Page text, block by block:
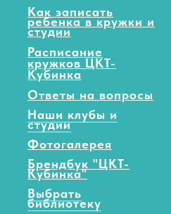
Как записать
ребенка в кружки и
студии
Расписание
кружков ЦКТ-
Кубинка
Ответы на вопросы
Наши клубы и
студии
Фотогалерея
Брендбук "ЦКТ-
Кубинка"
Выбрать
библиотеку